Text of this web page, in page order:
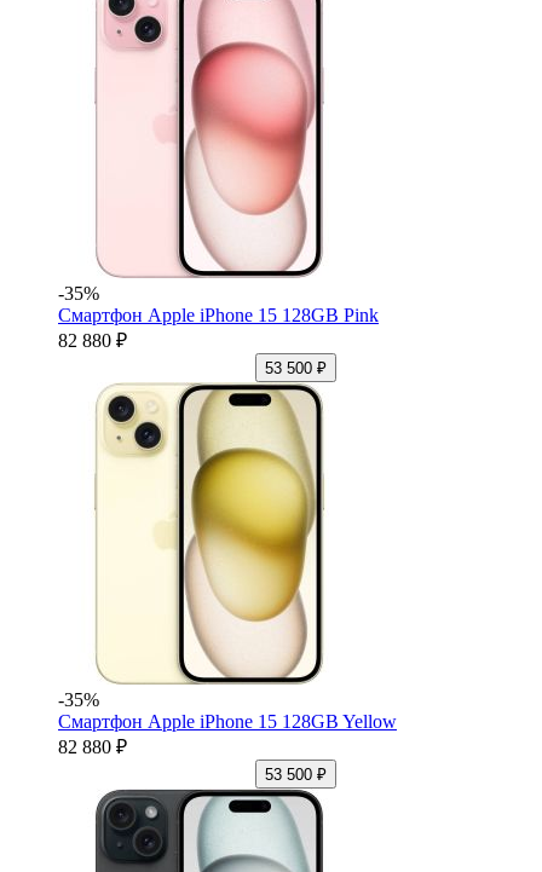
-35%
Смартфон Apple iPhone 15 128GB Pink
82 880 ₽
53 500 ₽
-35%
Смартфон Apple iPhone 15 128GB Yellow
82 880 ₽
53 500 ₽